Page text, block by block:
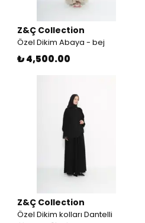
Z&Ç Collection
Özel Dikim Abaya - bej
₺ 4,500.00
Z&Ç Collection
Özel Dikim kolları Dantelli